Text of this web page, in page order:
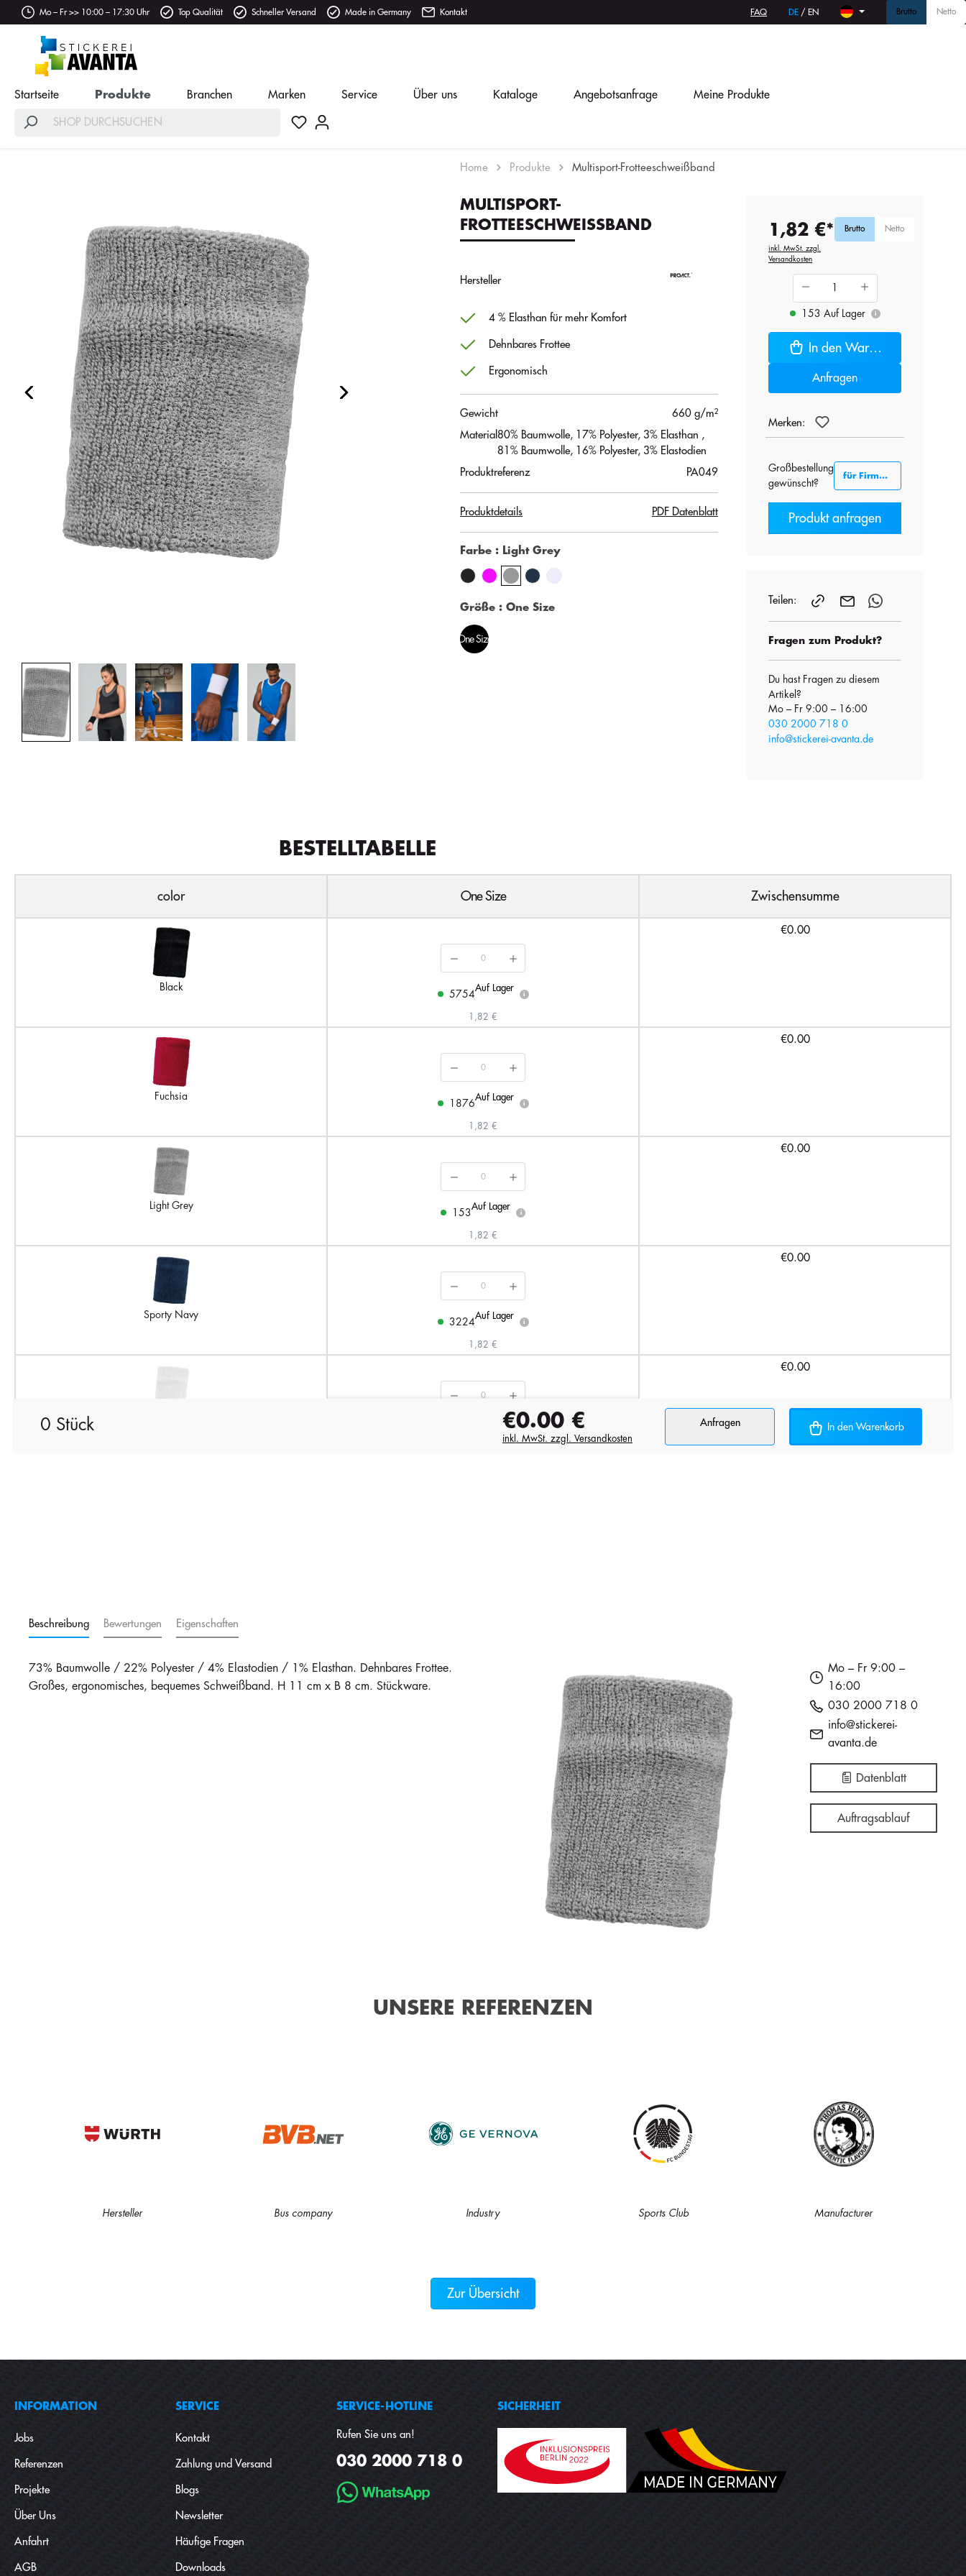
Mo – Fr >> 10:00 – 17:30 Uhr Top Qualität Schneller Versand Made in Germany Kontakt FAQ DE / EN Brutto Netto
Startseite Produkte Branchen Marken Service Über uns Kataloge Angebotsanfrage Meine Produkte
Home Produkte Multisport-Frotteeschweißband
MULTISPORT-
FROTTEESCHWEISSBAND
Hersteller
4 % Elasthan für mehr Komfort
Dehnbares Frottee
Ergonomisch
Gewicht
660 g/m²
Material 80% Baumwolle, 17% Polyester, 3% Elasthan ,
81% Baumwolle, 16% Polyester, 3% Elastodien
Produktreferenz
PA049
Produktdetails PDF Datenblatt
Farbe : Light Grey
Größe : One Size
One Size
1,82 €*
inkl. MwSt. zzgl.
Versandkosten
Brutto Netto
153 Auf Lager i
In den Warenkorb
Anfragen
Merken:
Großbestellung
gewünscht?
für Firmenkunden B2B
Produkt anfragen
Teilen:
Fragen zum Produkt?
Du hast Fragen zu diesem
Artikel?
Mo – Fr 9:00 – 16:00
030 2000 718 0
info@stickerei-avanta.de
BESTELLTABELLE
color One Size Zwischensumme
Black
5754
Auf Lager
i
1,82 €
€0.00
Fuchsia
1876
Auf Lager
i
1,82 €
€0.00
Light Grey
153
Auf Lager
i
1,82 €
€0.00
Sporty Navy
3224
Auf Lager
i
1,82 €
€0.00
Auf Lager
€0.00
0 Stück €0.00 €
inkl. MwSt. zzgl. Versandkosten
Anfragen In den Warenkorb
Beschreibung Bewertungen Eigenschaften
73% Baumwolle / 22% Polyester / 4% Elastodien / 1% Elasthan. Dehnbares Frottee.
Großes, ergonomisches, bequemes Schweißband. H 11 cm x B 8 cm. Stückware.
Mo – Fr 9:00 –
16:00
030 2000 718 0
info@stickerei-
avanta.de
Datenblatt
Auftragsablauf
UNSERE REFERENZEN
Hersteller Bus company Industry Sports Club Manufacturer
Zur Übersicht
INFORMATION
Jobs
Referenzen
Projekte
Über Uns
Anfahrt
AGB
SERVICE
Kontakt
Zahlung und Versand
Blogs
Newsletter
Häufige Fragen
Downloads
SERVICE-HOTLINE
Rufen Sie uns an!
030 2000 718 0
SICHERHEIT